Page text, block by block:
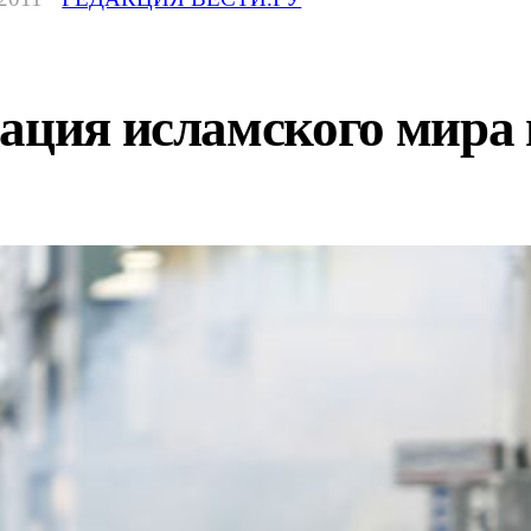
исламского